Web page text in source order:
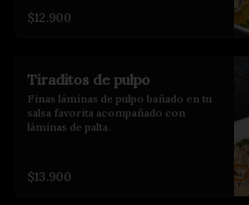
$12.900
Tiraditos de pulpo
Finas láminas de pulpo bañado en tu
salsa favorita acompañado con
láminas de palta.
$13.900